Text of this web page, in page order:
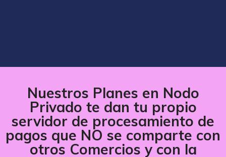
Nuestros Planes en Nodo
Privado te dan tu propio
servidor de procesamiento de
pagos que NO se comparte con
otros Comercios y con la